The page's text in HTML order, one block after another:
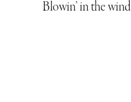
Blowin’ in the wind